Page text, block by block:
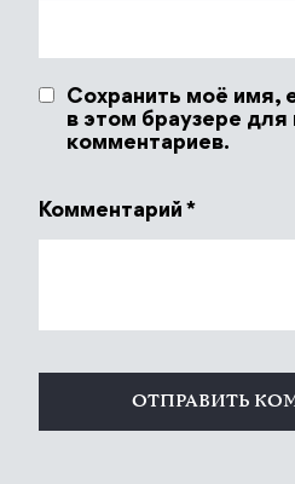
Сохранить моё имя,
в этом браузере
комментариев.
Комментарий *